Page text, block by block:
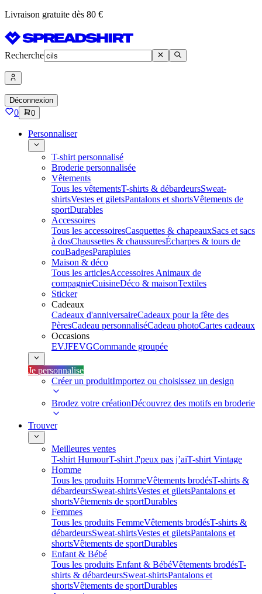
Livraison gratuite dès 80 €
Recherche
Déconnexion
0 0
Personnaliser
T-shirt personnalisé
Broderie personnalisée
Vêtements
Tous les vêtementsT-shirts & débardeursSweat-
shirtsVestes et giletsPantalons et shortsVêtements de
sportDurables
Accessoires
Tous les accessoiresCasquettes & chapeauxSacs et sacs
à dosChaussettes & chaussuresÉcharpes & tours de
couBadgesParapluies
Maison & déco
Tous les articlesAccessoires Animaux de
compagnieCuisineDéco & maisonTextiles
Sticker
Cadeaux
Cadeaux d'anniversaireCadeaux pour la fête des
PèresCadeau personnaliséCadeau photoCartes cadeaux
Occasions
EVJFEVGCommande groupée
Je personnalise
Créer un produitImportez ou choisissez un design
Brodez votre créationDécouvrez des motifs en broderie
Trouver
Meilleures ventes
T-shirt HumourT-shirt J'peux pas j’aiT-shirt Vintage
Homme
Tous les produits HommeVêtements brodésT-shirts &
débardeursSweat-shirtsVestes et giletsPantalons et
shortsVêtements de sportDurables
Femmes
Tous les produits FemmeVêtements brodésT-shirts &
débardeursSweat-shirtsVestes et giletsPantalons et
shortsVêtements de sportDurables
Enfant & Bébé
Tous les produits Enfant & BébéVêtements brodésT-
shirts & débardeursSweat-shirtsPantalons et
shortsVêtements de sportDurables